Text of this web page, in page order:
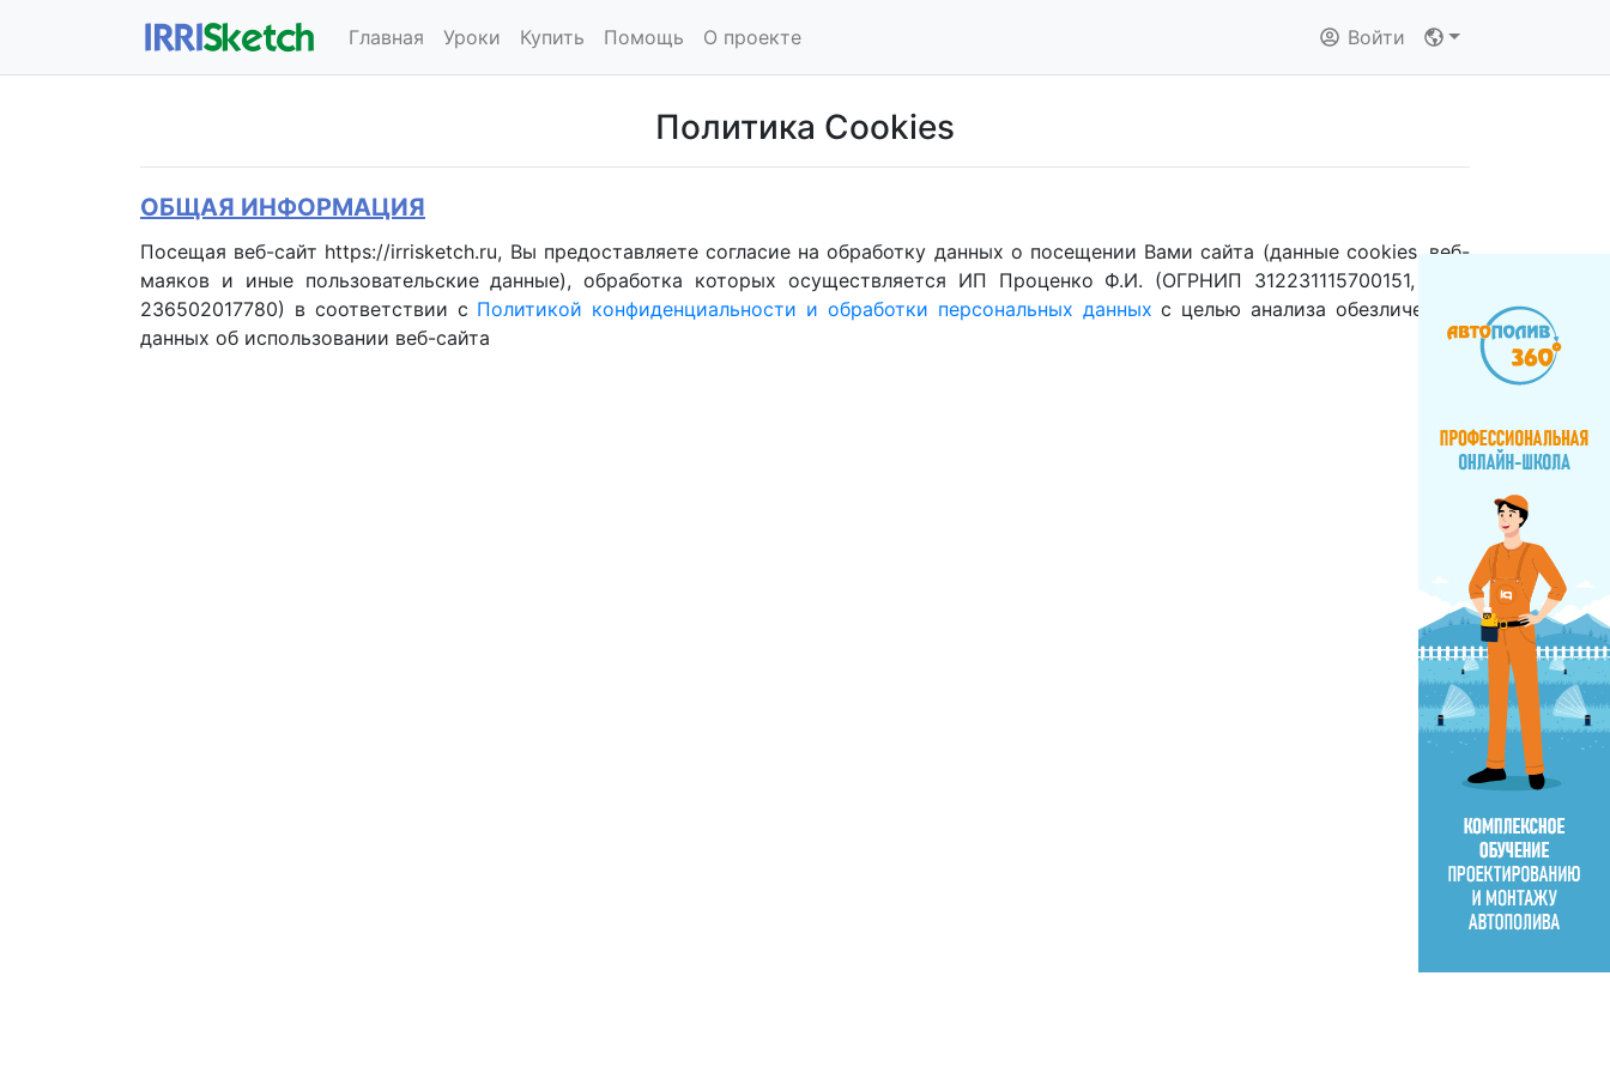
Главная Уроки Купить Помощь О проекте Войти
Политика Cookies
ОБЩАЯ ИНФОРМАЦИЯ
Посещая веб-сайт https://irrisketch.ru, Вы предоставляете согласие на обработку данных о посещении Вами сайта (данные cookies, веб-
маяков и иные пользовательские данные), обработка которых осуществляется ИП Проценко Ф.И. (ОГРНИП 312231115700151, ИНН
236502017780) в соответствии с Политикой конфиденциальности и обработки персональных данных с целью анализа обезличенных
данных об использовании веб-сайта